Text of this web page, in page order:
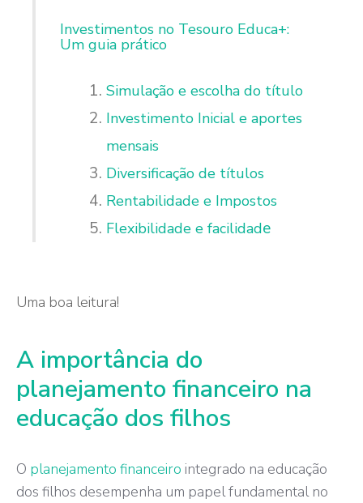
Investimentos no Tesouro Educa+:
Um guia prático
Simulação e escolha do título
Investimento Inicial e aportes
mensais
Diversificação de títulos
Rentabilidade e Impostos
Flexibilidade e facilidade
Uma boa leitura!
A importância do
planejamento financeiro na
educação dos filhos
O planejamento financeiro integrado na educação
dos filhos desempenha um papel fundamental no